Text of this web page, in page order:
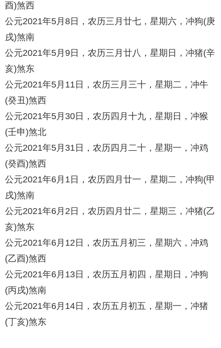
酉)煞西
公元2021年5月8日，农历三月廿七，星期六，冲狗(庚
戌)煞南
公元2021年5月9日，农历三月廿八，星期日，冲猪(辛
亥)煞东
公元2021年5月11日，农历三月三十，星期二，冲牛
(癸丑)煞西
公元2021年5月30日，农历四月十九，星期日，冲猴
(壬申)煞北
公元2021年5月31日，农历四月二十，星期一，冲鸡
(癸酉)煞西
公元2021年6月1日，农历四月廿一，星期二，冲狗(甲
戌)煞南
公元2021年6月2日，农历四月廿二，星期三，冲猪(乙
亥)煞东
公元2021年6月12日，农历五月初三，星期六，冲鸡
(乙酉)煞西
公元2021年6月13日，农历五月初四，星期日，冲狗
(丙戌)煞南
公元2021年6月14日，农历五月初五，星期一，冲猪
(丁亥)煞东